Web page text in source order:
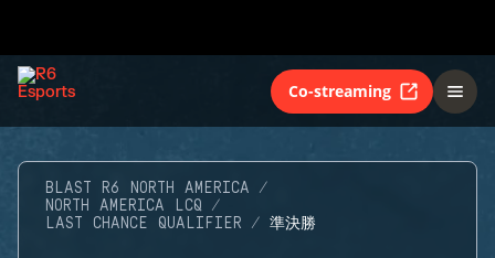
Co-streaming
BLAST R6 NORTH AMERICA
NORTH AMERICA LCQ
LAST CHANCE QUALIFIER
準決勝